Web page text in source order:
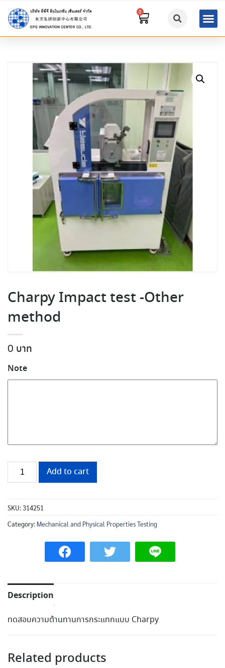
Charpy Impact test -Other
method
0
Note
Add to cart
SKU:314251
Category: Mechanical and Physical Properties Testing
Description
ทดสอบความต้านทานการกระแทกแบบ Charpy
Related products